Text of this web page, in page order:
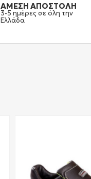
ΑΜΕΣΗ ΑΠΟΣΤΟΛΗ
3-5 ημέρες σε όλη την
Ελλάδα